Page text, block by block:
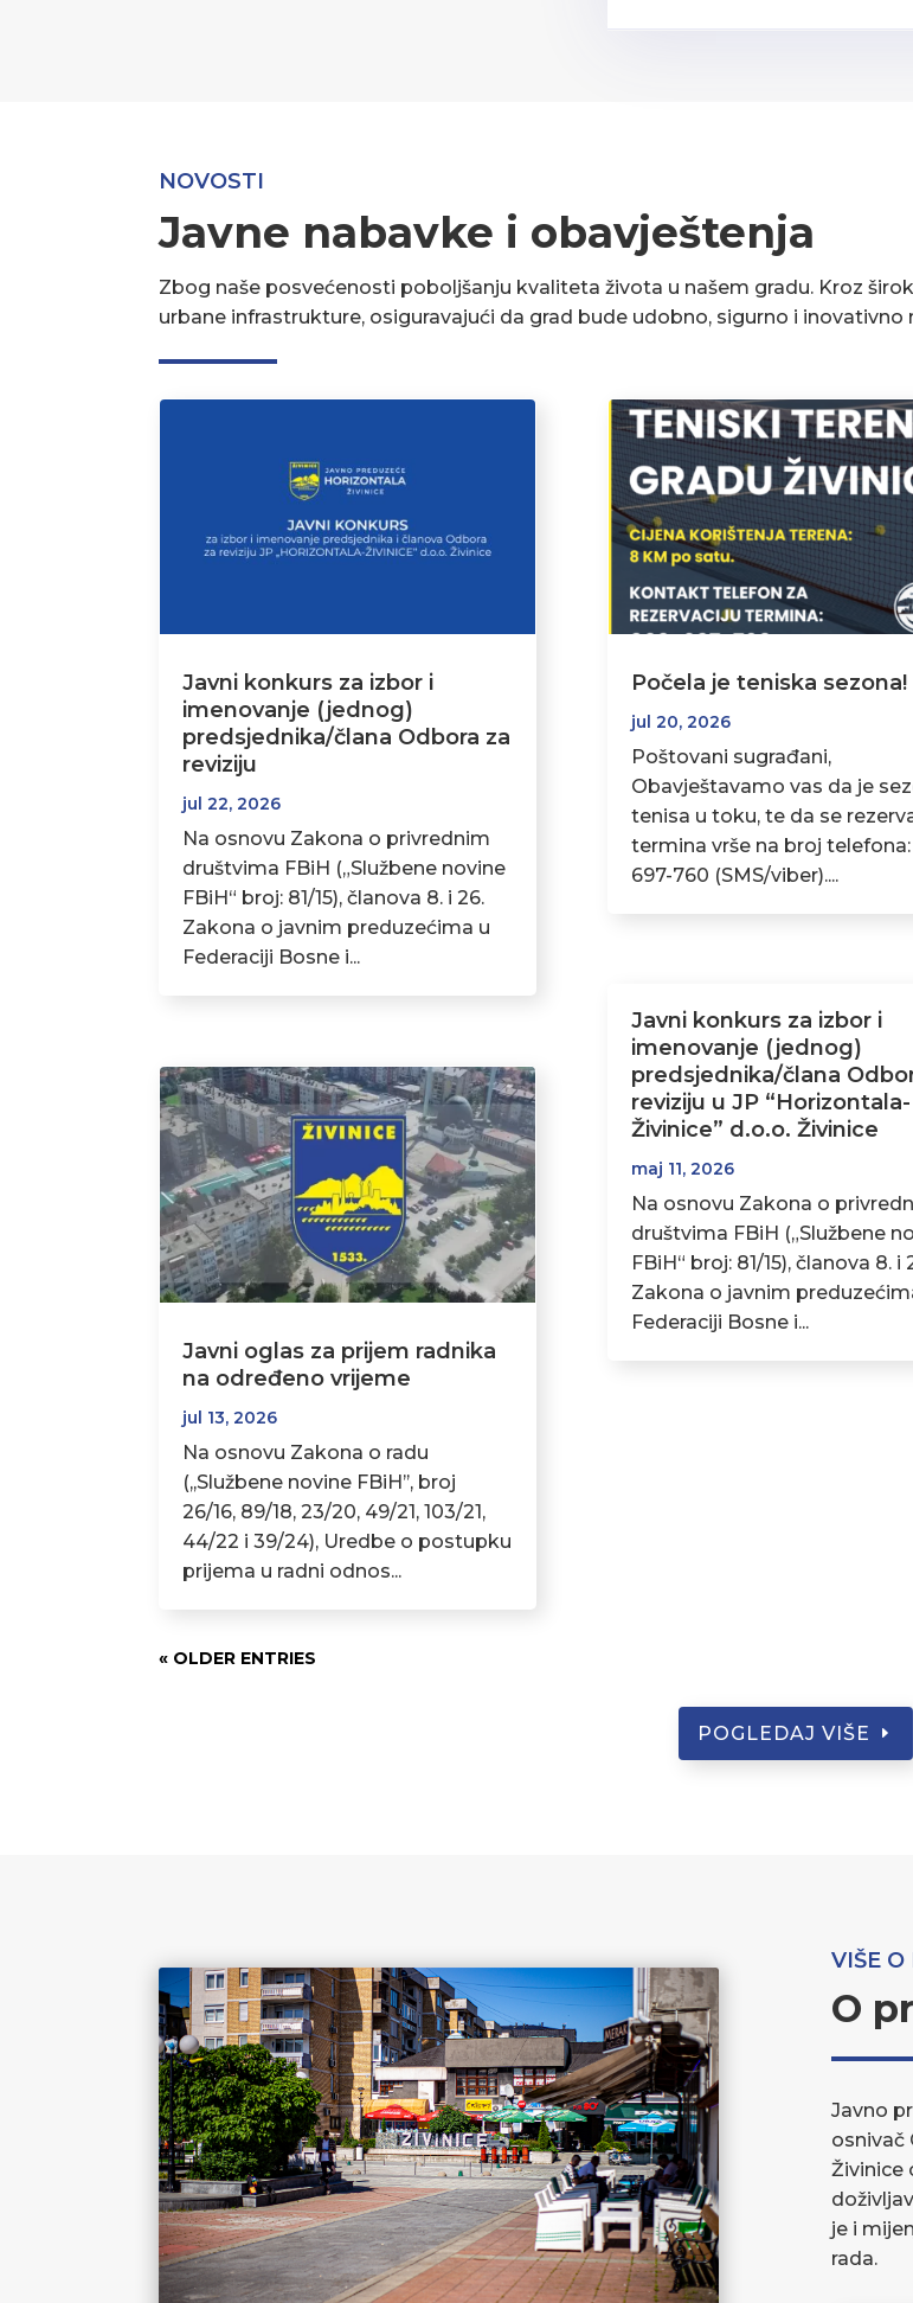
NOVOSTI
Javne nabavke i obavještenja
Zbog naše posvećenosti poboljšanju kvaliteta života u našem gradu. Kroz
urbane infrastrukture, osiguravajući da grad bude udobno, sigurno i inovativno
Javni konkurs za izbor i
imenovanje (jednog)
predsjednika/člana Odbora za
reviziju
jul 22, 2026
Na osnovu Zakona o privrednim
društvima FBiH („Službene novine
FBiH“ broj: 81/15), članova 8. i 26.
Zakona o javnim preduzećima u
Federaciji Bosne i...
Javni oglas za prijem radnika
na određeno vrijeme
jul 13, 2026
Na osnovu Zakona o radu
(,,Službene novine FBiH’’, broj
26/16, 89/18, 23/20, 49/21, 103/21,
44/22 i 39/24), Uredbe o postupku
prijema u radni odnos...
Počela je teniska sezona!
jul 20, 2026
Poštovani sugrađani,
Obavještavamo vas da je
tenisa u toku, te da se
termina vrše na broj
697-760 (SMS/viber)....
Javni konkurs za izbor i
imenovanje (jednog)
predsjednika/člana
reviziju u JP “Horizontala-
Živinice” d.o.o. Živinice
maj 11, 2026
Na osnovu Zakona o
društvima FBiH („Službene
FBiH“ broj: 81/15), članova 8. i
Zakona o javnim
Federaciji Bosne i...
« OLDER ENTRIES
POGLEDAJ VIŠE
VIŠE
O
Javno
osnivač
Živinice
je i
rada.